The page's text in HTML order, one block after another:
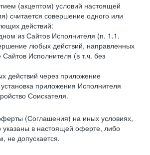
(акцептом) условий настоящей
считается совершение одного или
действий:
из Сайтов Исполнителя (п. 1.1.
любых действий, направленных
Сайтов Исполнителя (в т.ч. без
действий через приложение
приложения Исполнителя
Соискателя.
(Соглашения) на иных условиях,
указаны в настоящей оферте, либо
не допускается.